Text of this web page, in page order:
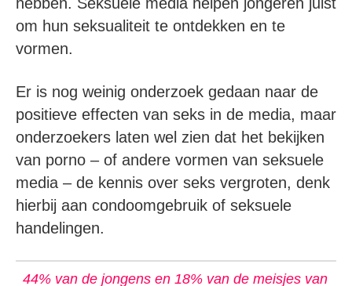
om hun seksualiteit te ontdekken en te
vormen.
Er is nog weinig onderzoek gedaan naar de
positieve effecten van seks in de media, maar
onderzoekers laten wel zien dat het bekijken
van porno – of andere vormen van seksuele
media – de kennis over seks vergroten, denk
hierbij aan condoomgebruik of seksuele
handelingen.
44% van de jongens en 18% van de meisjes van